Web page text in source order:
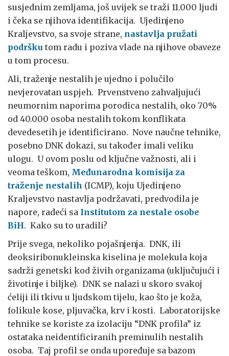
susjednim zemljama, još uvijek se traži 11.000 ljudi
i čeka se njihova identifikacija. Ujedinjeno
Kraljevstvo, sa svoje strane, nastavlja pružati
podršku tom radu i poziva vlade na njihove obaveze
u tom procesu.
Ali, traženje nestalih je ujedno i polučilo
nevjerovatan uspjeh. Prvenstveno zahvaljujući
neumornim naporima porodica nestalih, oko 70%
od 40.000 osoba nestalih tokom konflikata
devedesetih je identificirano. Nove naučne tehnike,
posebno DNK dokazi, su također imali veliku
ulogu. U ovom poslu od ključne važnosti, ali i
veoma teškom, Međunarodna komisija za
traženje nestalih (ICMP), koju Ujedinjeno
Kraljevstvo nastavlja podržavati, predvodila je
napore, radeći sa Institutom za nestale osobe
BiH. Kako su to uradili?
Prije svega, nekoliko pojašnjenja. DNK, ili
deoksiribonukleinska kiselina je molekula koja
sadrži genetski kod živih organizama (uključujući i
životinje i biljke). DNK se nalazi u skoro svakoj
ćeliji ili tkivu u ljudskom tijelu, kao što je koža,
folikule kose, pljuvačka, krv i kosti. Laboratorijske
tehnike se koriste za izolaciju “DNK profila” iz
ostataka neidentificiranih preminulih nestalih
osoba. Taj profil se onda upoređuje sa bazom